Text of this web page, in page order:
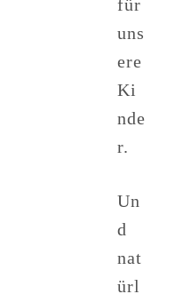
für
uns
ere
Ki
nde
r.
Un
d
nat
ürl